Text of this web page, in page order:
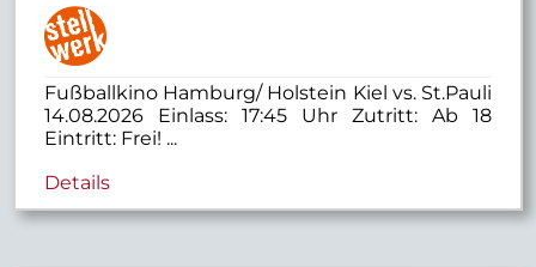
Fußballkino Hamburg/ Holstein Kiel vs. St.Pauli
14.08.2026 Einlass: 17:45 Uhr Zutritt: Ab 18
Eintritt: Frei! ...
Details